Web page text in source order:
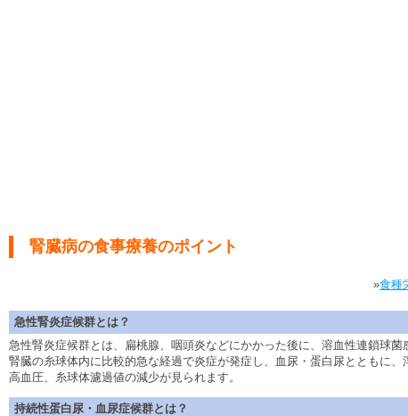
腎臓病の食事療養のポイント
»食種
急性腎炎症候群とは？
急性腎炎症候群とは、扁桃腺、咽頭炎などにかかった後に、溶血性連鎖球菌
腎臓の糸球体内に比較的急な経過で炎症が発症し、血尿・蛋白尿とともに、
高血圧、糸球体濾過値の減少が見られます。
持続性蛋白尿・血尿症候群とは？